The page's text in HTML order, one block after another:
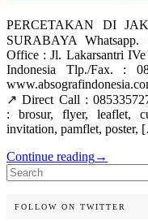
PERCETAKAN DI
SURABAYA Whatsapp.
Office : Jl. Lakarsantri
Indonesia Tlp./Fax. :
↗️ Direct Call :
: brosur, flyer, leaflet,
invitation, pamflet, poster,
Continue reading→
Search
for:
FOLLOW ON TWITTER